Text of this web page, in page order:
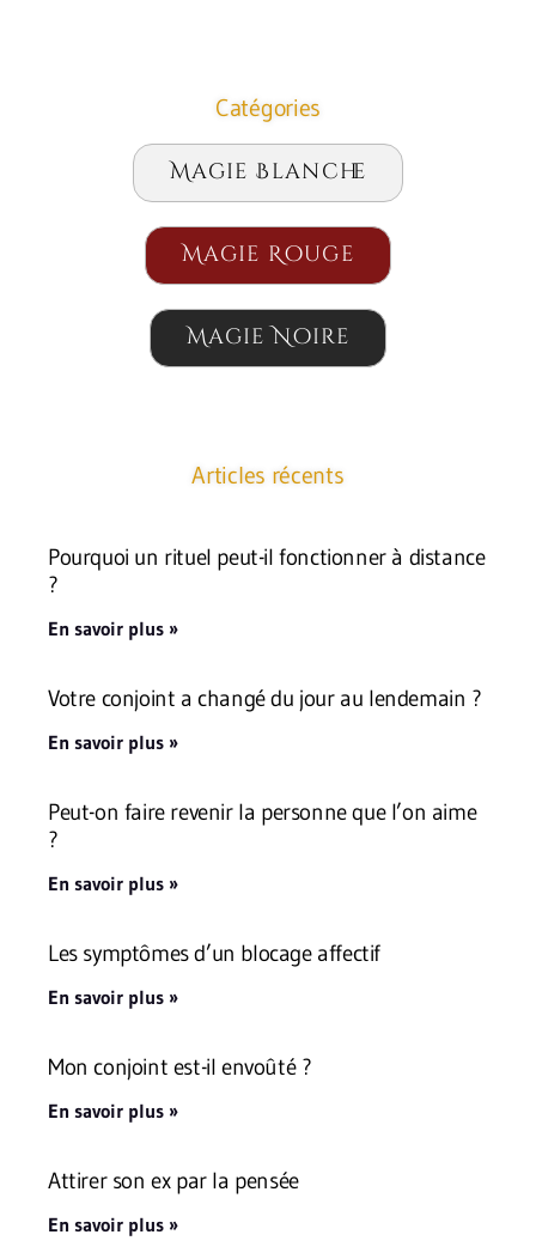
Catégories
Magie Blanche
Magie Rouge
Magie Noire
Articles récents
Pourquoi un rituel peut-il fonctionner à distance
?
En savoir plus »
Votre conjoint a changé du jour au lendemain ?
En savoir plus »
Peut-on faire revenir la personne que l’on aime
?
En savoir plus »
Les symptômes d’un blocage affectif
En savoir plus »
Mon conjoint est-il envoûté ?
En savoir plus »
Attirer son ex par la pensée
En savoir plus »